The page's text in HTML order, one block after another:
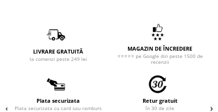
LIVRARE GRATUITĂ
la comenzi peste 249 lei
MAGAZIN DE ÎNCREDERE
⭐⭐⭐⭐⭐ pe Google din peste 1500 de
recenzii
Plata securizata
Plata securizata cu card sau ramburs
Retur gratuit
în 30 de zile